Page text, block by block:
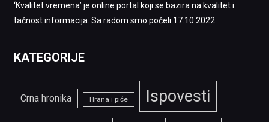
‘Kvalitet vremena’ je online portal koji se bazira na kvalitet i
tačnost informacija. Sa radom smo počeli 17.10.2022.
KATEGORIJE
Crna hronika Hrana i piće Ispovesti